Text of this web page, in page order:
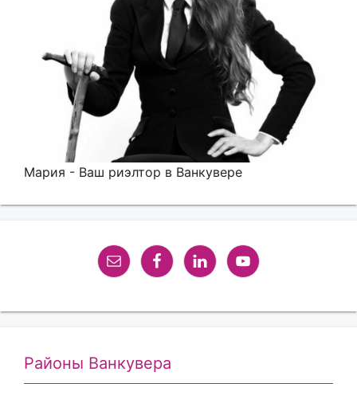
Мария - Ваш риэлтор в Ванкувере
Районы Ванкувера